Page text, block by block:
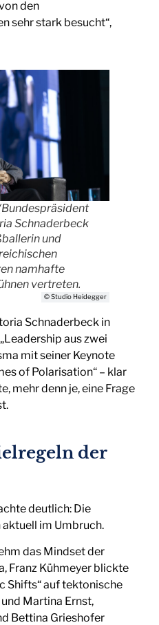
den
sehr stark besucht“,
Schnaderbeck
und
namhafte
vertreten.
© Studio Heidegger
Schnaderbeck in
aus zwei
mit seiner Keynote
of Polarisation“ – klar
mehr denn je, eine Frage
der
deutlich: Die
im Umbruch.
das Mindset der
Franz Kühmeyer blickte
Shifts“ auf tektonische
Martina Ernst,
Bettina Grieshofer